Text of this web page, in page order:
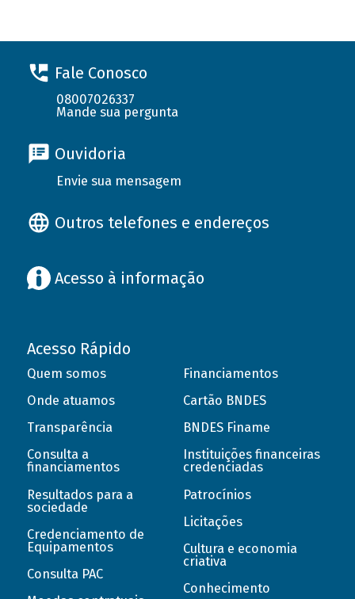
Fale Conosco
08007026337
Mande sua pergunta
Ouvidoria
Envie sua mensagem
Outros telefones e endereços
Acesso à informação
Acesso Rápido
Quem somos
Onde atuamos
Transparência
Consulta a
financiamentos
Resultados para a
sociedade
Credenciamento de
Equipamentos
Consulta PAC
Financiamentos
Cartão BNDES
BNDES Finame
Instituições financeiras
credenciadas
Patrocínios
Licitações
Cultura e economia
criativa
Conhecimento